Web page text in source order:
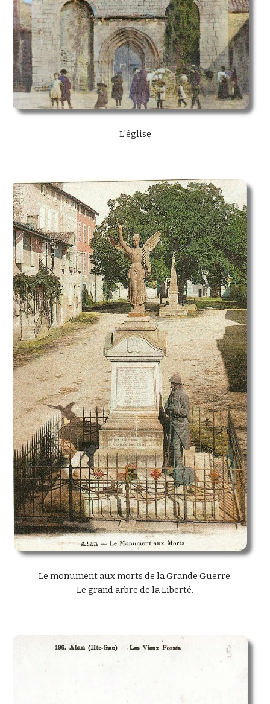
L'église
Le monument aux morts de la Grande Guerre.
Le grand arbre de la Liberté.